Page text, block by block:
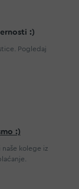
:)
Pogledaj
:)
naše kolege iz